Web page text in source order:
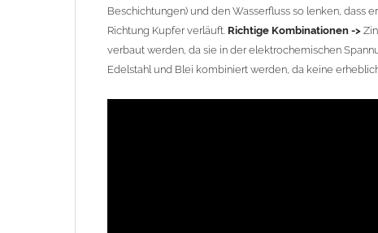
Beschichtungen) und den Wasserfluss so lenken, dass
Richtung Kupfer verläuft. Richtige Kombinationen ->
verbaut werden, da sie in der elektrochemischen
Edelstahl und Blei kombiniert werden, da keine